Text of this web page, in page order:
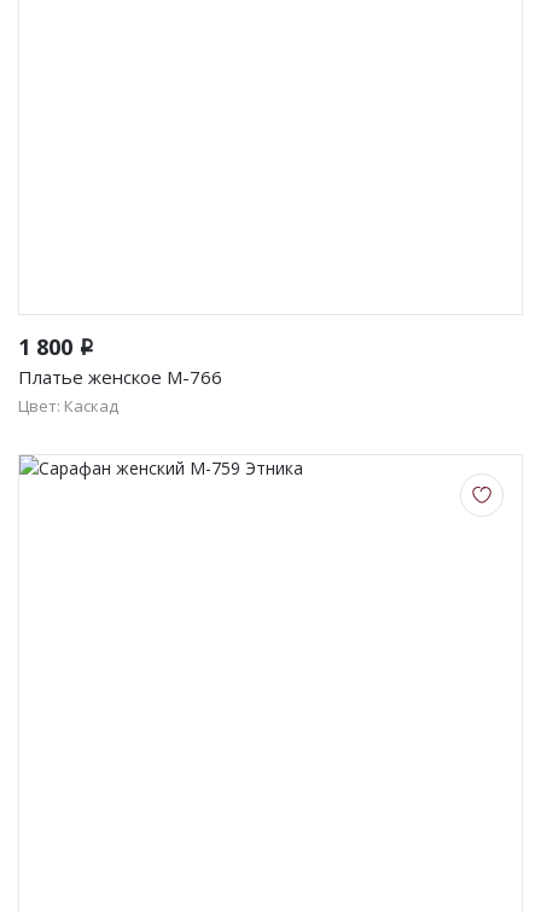
1 800 i
Платье женское М-766
Цвет: Каскад